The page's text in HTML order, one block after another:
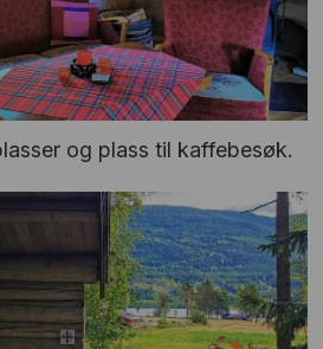
og plass til kaffebesøk.